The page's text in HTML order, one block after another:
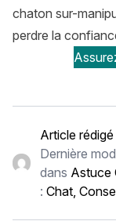
chaton sur-
perdre la
Article
Dernière
dans Astuce
:Chat,